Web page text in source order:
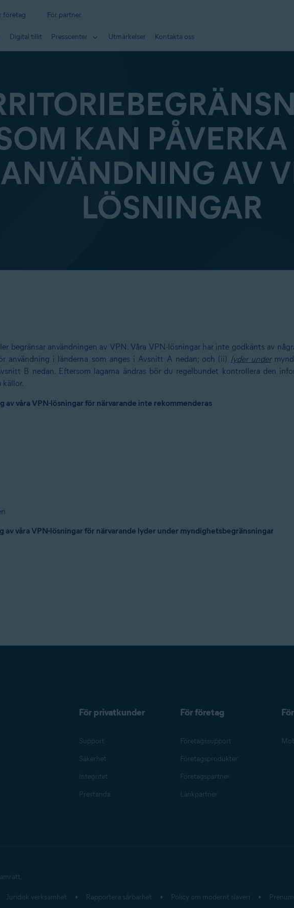
företag För partner
Digital tillit Presscenter Utmärkelser Kontakta oss
KAN
ANVÄNDNING AV
LÖSNINGAR
begränsar användningen av VPN. Våra VPN-lösningar har inte godkänts av
användning i länderna som anges i Avsnitt A nedan; och (ii) lyder under
B nedan. Eftersom lagarna ändras bör du regelbundet kontrollera den
källor.
av våra VPN-lösningar för närvarande inte rekommenderas
av våra VPN-lösningar för närvarande lyder under myndighetsbegränsningar
För privatkunder
Support
Säkerhet
Integritet
Prestanda
För företag
Företagssupport
Företagsprodukter
Företagspartner
Länkpartner
Juridisk verksamhet Rapportera sårbarhet Policy om modernt slaveri